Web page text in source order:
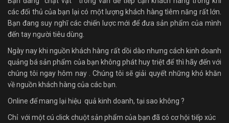
các đối thủ của bạn lại có một lượng khách hàng tìêm năng rất lớn.
Bạn đang suy nghĩ các chiến lược mới để đưa sản phẩm của mình
đến tay người tiêu dùng.
Ngày nay khi nguồn khách hàng rất dồi dào nhưng cách kinh doanh
quảng bá sản phẩm của bạn không phát huy triệt để thì hãy đến với
chúng tôi ngay hôm nay . Chúng tôi sẽ giải quyết những khó khăn
về nguồn khách hàng của các bạn.
Online để mang lại hiệu quả kinh doanh, tại sao không ?
Chỉ với một cú click chuột sản phẩm của bạn đã có cơ hội tiếp xúc